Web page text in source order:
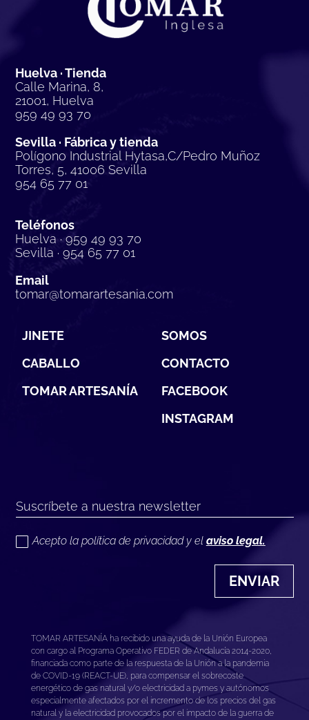
Huelva · Tienda
Calle Marina, 8,
21001, Huelva
959 49 93 70
Sevilla · Fábrica y tienda
Polígono Industrial Hytasa,C/Pedro Muñoz
Torres, 5, 41006 Sevilla
954 65 77 01
Teléfonos
Huelva · 959 49 93 70
Sevilla · 954 65 77 01
Email
tomar@tomarartesania.com
JINETE
CABALLO
TOMAR ARTESANÍA
SOMOS
CONTACTO
FACEBOOK
INSTAGRAM
Acepto la política de privacidad y el aviso legal.
ENVIAR
TOMAR ARTESANÍA ha recibido una ayuda de la Unión Europea
con cargo al Programa Operativo FEDER de Andalucía 2014-2020,
financiada como parte de la respuesta de la Unión a la pandemia
de COVID-19 (REACT-UE), para compensar el sobrecoste
energético de gas natural y/o electricidad a pymes y autónomos
especialmente afectados por el incremento de los precios del gas
natural y la electricidad provocados por el impacto de la guerra de